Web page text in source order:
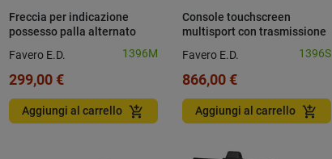
Freccia per indicazione
possesso palla alternato
Favero E.D. 1396M
299,00 €
Aggiungi al carrello add_shopping_cart
Console touchscreen
multisport con trasmissione
Favero E.D. 1396S
866,00 €
Aggiungi al carrello add_shopping_cart